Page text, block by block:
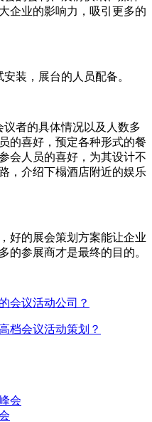
企业的影响力，吸引更多的
装，展台的人员配备。
者的具体情况以及人数多
的喜好，预定各种形式的餐
会人员的喜好，为其设计不
，介绍下榻酒店附近的娱乐
好的展会策划方案能让企业
的参展商才是最终的目的。
会议活动公司？
档会议活动策划？